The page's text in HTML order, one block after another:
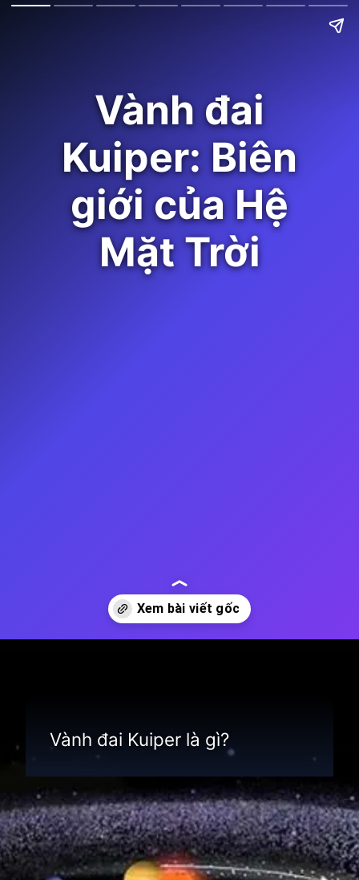
Vành đai
Kuiper: Biên
giới của Hệ
Mặt Trời
Vành đai Kuiper là gì?